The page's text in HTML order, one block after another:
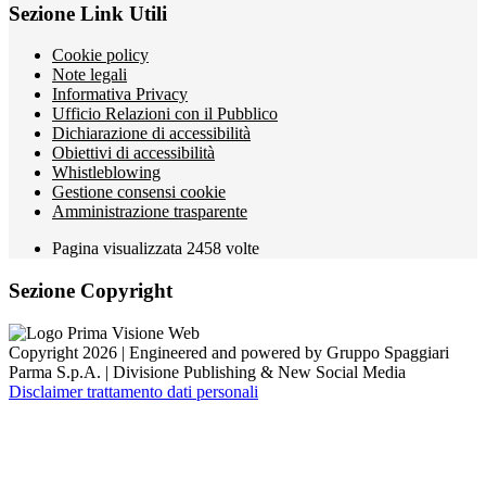
Sezione Link Utili
Cookie policy
Note legali
Informativa Privacy
Ufficio Relazioni con il Pubblico
Dichiarazione di accessibilità
Obiettivi di accessibilità
Whistleblowing
Gestione consensi cookie
Amministrazione trasparente
Pagina visualizzata 2458 volte
Sezione Copyright
Copyright 2026 | Engineered and powered by Gruppo Spaggiari
Parma S.p.A. | Divisione Publishing & New Social Media
Disclaimer trattamento dati personali